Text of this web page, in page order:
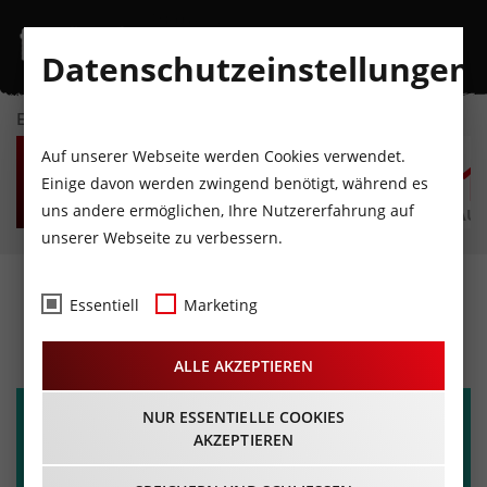
EVENTKALENDER
SA
8
AUGUST
SO
9
AUGUST
MO
10
AUGUST
DI
11
AUGUST
MI
12
AUGUST
BRIDGE BEAT FESTIVAL
18.07.2024 - Beginn 18:00 Uhr
Datenschutzeinstellungen
Auf unserer Webseite werden Cookies verwendet.
Einige davon werden zwingend benötigt, während es
uns andere ermöglichen, Ihre Nutzererfahrung auf
unserer Webseite zu verbessern.
Essentiell Marketing
ALLE AKZEPTIEREN
NUR ESSENTIELLE COOKIES
AKZEPTIEREN